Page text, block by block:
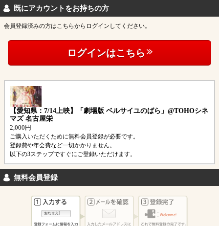
既にアカウントをお持ちの方
会員登録済みの方はこちらからログインしてください。
ログインはこちら
【愛知県：7/14上映】「劇場版 ベルサイユのばら」@TOHOシネ
マズ 名古屋栄
2,000円
ご購入いただくために無料会員登録が必要です。
登録費や年会費など一切かかりません。
以下の3ステップですぐにご登録いただけます。
無料会員登録